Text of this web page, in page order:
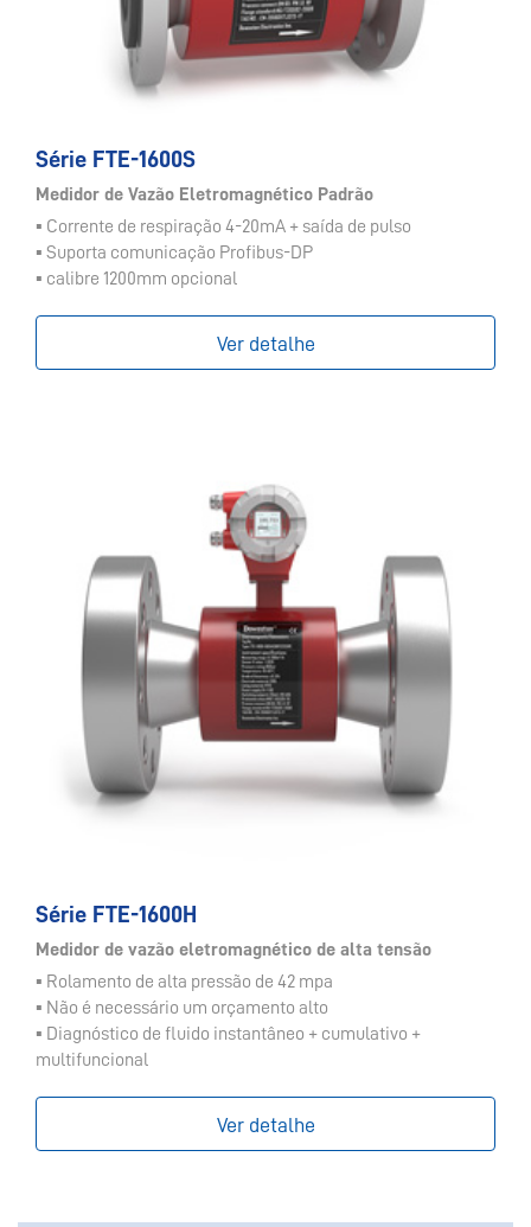
Série FTE-1600S
Medidor de Vazão Eletromagnético Padrão
▪ Corrente de respiração 4-20mA + saída de pulso
▪ Suporta comunicação Profibus-DP
▪ calibre 1200mm opcional
Ver detalhe
Série FTE-1600H
Medidor de vazão eletromagnético de alta tensão
▪ Rolamento de alta pressão de 42 mpa
▪ Não é necessário um orçamento alto
▪ Diagnóstico de fluido instantâneo + cumulativo +
multifuncional
Ver detalhe